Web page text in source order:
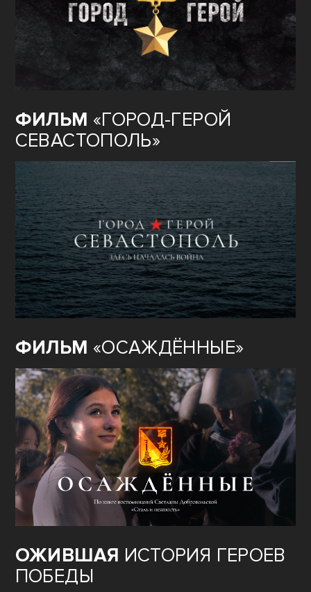
ФИЛЬМ «ГОРОД-ГЕРОЙ
СЕВАСТОПОЛЬ»
ФИЛЬМ «ОСАЖДЁННЫЕ»
ОЖИВШАЯ ИСТОРИЯ ГЕРОЕВ
ПОБЕДЫ